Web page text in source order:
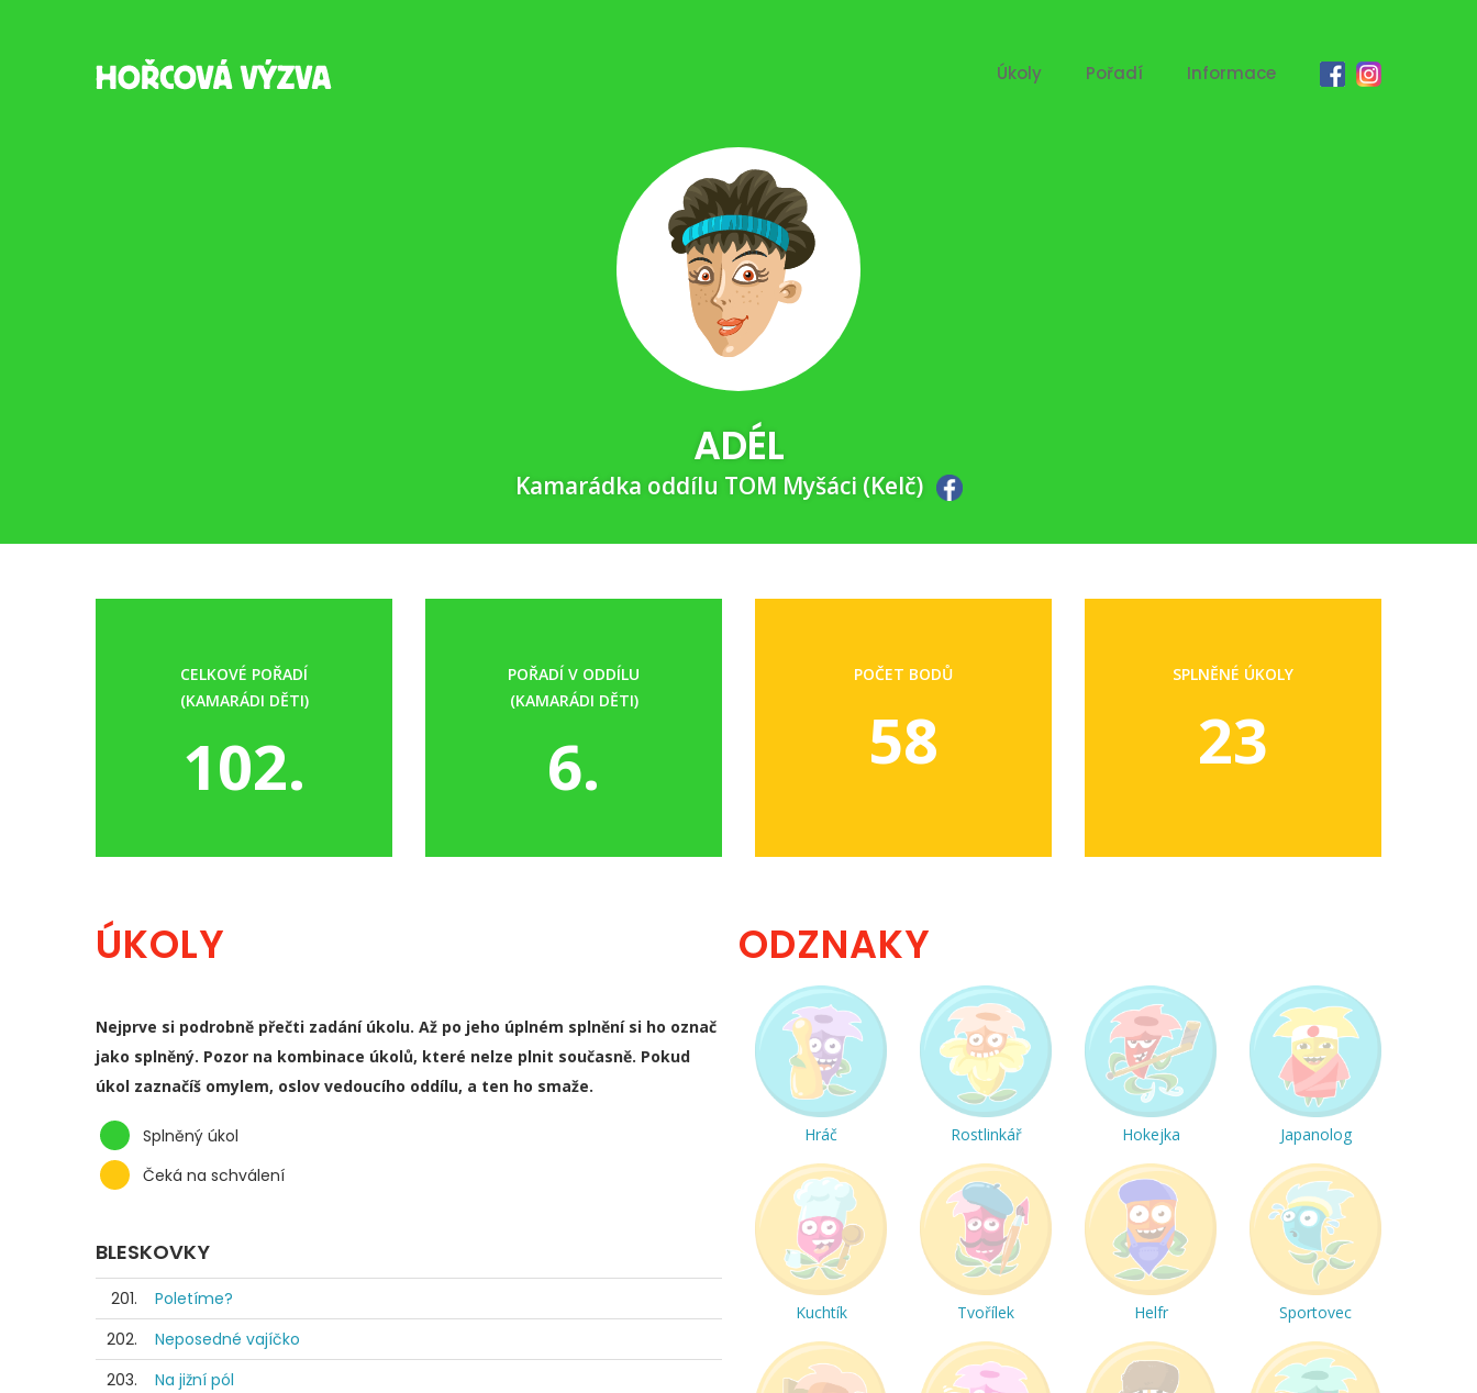
Úkoly Pořadí Informace
ADÉL
Kamarádka oddílu TOM Myšáci (Kelč)
CELKOVÉ POŘADÍ
(KAMARÁDI DĚTI)
102.
POŘADÍ V ODDÍLU
(KAMARÁDI DĚTI)
6.
POČET BODŮ
58
SPLNĚNÉ ÚKOLY
23
ÚKOLY
Nejprve si podrobně přečti zadání úkolu. Až po jeho úplném splnění si ho označ
jako splněný. Pozor na kombinace úkolů, které nelze plnit současně. Pokud
úkol zaznačíš omylem, oslov vedoucího oddílu, a ten ho smaže.
Splněný úkol
Čeká na schválení
BLESKOVKY
201.
Poletíme?
202.
Neposedné vajíčko
203.
Na jižní pól
ODZNAKY
Hráč Rostlinkář Hokejka Japanolog
Kuchtík Tvořílek Helfr Sportovec